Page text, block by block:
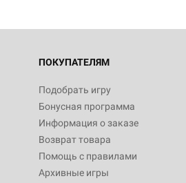
ПОКУПАТЕЛЯМ
Подобрать игру
Бонусная программа
Информация о заказе
Возврат товара
Помощь с правилами
Архивные игры